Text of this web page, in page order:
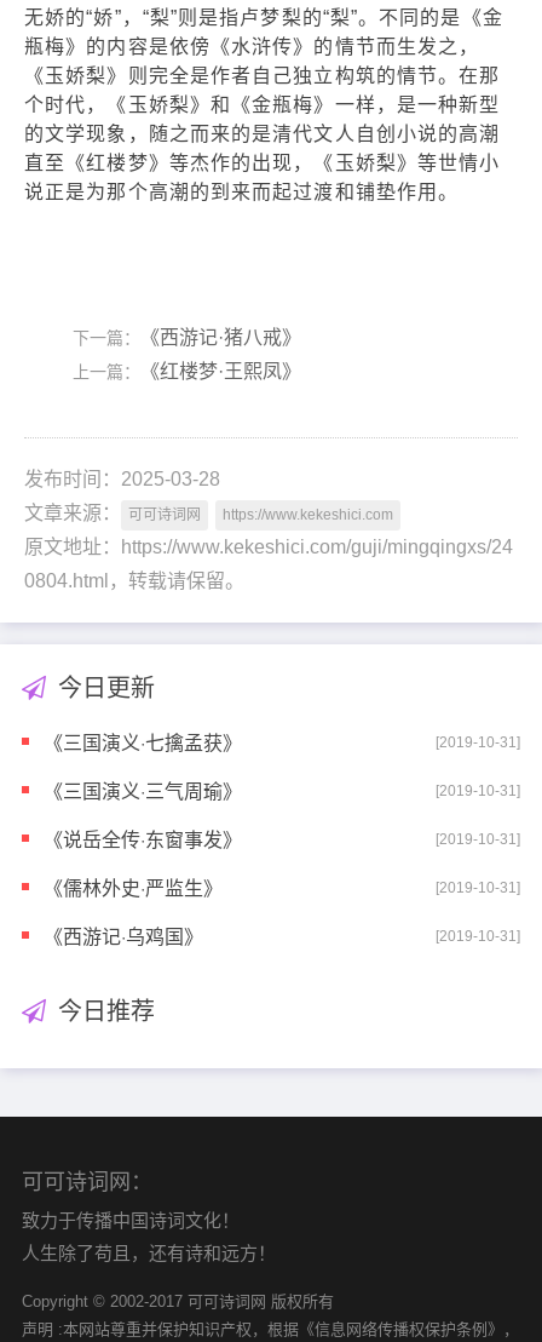
无娇的“娇”，“梨”则是指卢梦梨的“梨”。不同的是《金
瓶梅》的内容是依傍《水浒传》的情节而生发之，
《玉娇梨》则完全是作者自己独立构筑的情节。在那
个时代，《玉娇梨》和《金瓶梅》一样，是一种新型
的文学现象，随之而来的是清代文人自创小说的高潮
直至《红楼梦》等杰作的出现，《玉娇梨》等世情小
说正是为那个高潮的到来而起过渡和铺垫作用。
下一篇： 《西游记·猪八戒》
上一篇： 《红楼梦·王熙凤》
发布时间：2025-03-28
文章来源：
可可诗词网 https://www.kekeshici.com
原文地址：https://www.kekeshici.com/guji/mingqingxs/24
0804.html，转载请保留。
今日更新
《三国演义·七擒孟获》 [2019-10-31]
《三国演义·三气周瑜》 [2019-10-31]
《说岳全传·东窗事发》 [2019-10-31]
《儒林外史·严监生》 [2019-10-31]
《西游记·乌鸡国》 [2019-10-31]
今日推荐
可可诗词网：
致力于传播中国诗词文化！
人生除了苟且，还有诗和远方！
Copyright © 2002-2017 可可诗词网 版权所有
声明 :本网站尊重并保护知识产权，根据《信息网络传播权保护条例》，